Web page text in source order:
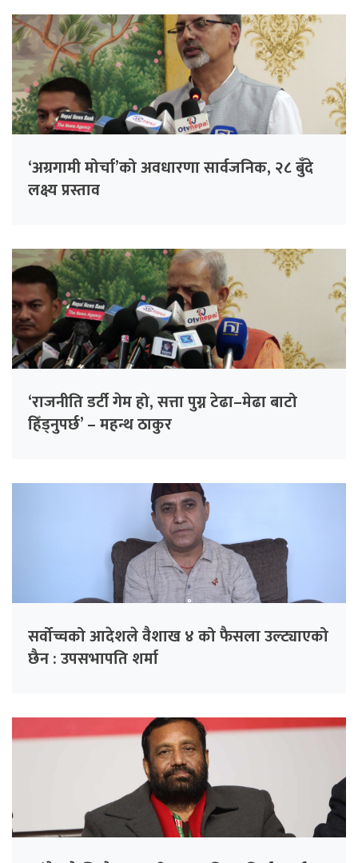
‘अग्रगामी मोर्चा’को अवधारणा सार्वजनिक, २८ बुँदे
लक्ष्य प्रस्ताव
‘राजनीति डर्टी गेम हो, सत्ता पुग्न टेढा–मेढा बाटो
हिँड्नुपर्छ’ – महन्थ ठाकुर
सर्वोच्चको आदेशले वैशाख ४ को फैसला उल्ट्याएको
छैन : उपसभापति शर्मा